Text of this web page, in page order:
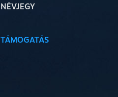
NÉVJEGY
TÁMOGATÁS